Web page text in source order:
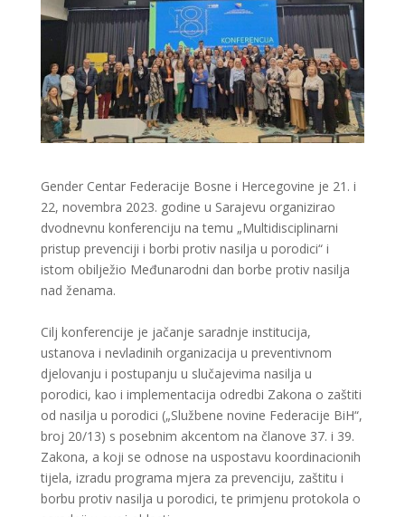
Gender Centar Federacije Bosne i Hercegovine je 21. i
22, novembra 2023. godine u Sarajevu organizirao
dvodnevnu konferenciju na temu „Multidisciplinarni
pristup prevenciji i borbi protiv nasilja u porodici“ i
istom obilježio Međunarodni dan borbe protiv nasilja
nad ženama.
Cilj konferencije je jačanje saradnje institucija,
ustanova i nevladinih organizacija u preventivnom
djelovanju i postupanju u slučajevima nasilja u
porodici, kao i implementacija odredbi Zakona o zaštiti
od nasilja u porodici („Službene novine Federacije BiH“,
broj 20/13) s posebnim akcentom na članove 37. i 39.
Zakona, a koji se odnose na uspostavu koordinacionih
tijela, izradu programa mjera za prevenciju, zaštitu i
borbu protiv nasilja u porodici, te primjenu protokola o